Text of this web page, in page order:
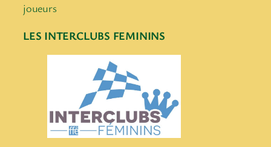
joueurs
LES INTERCLUBS FEMININS